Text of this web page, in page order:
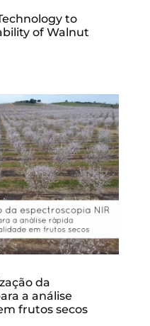
to
of Walnut
da
a análise
frutos secos